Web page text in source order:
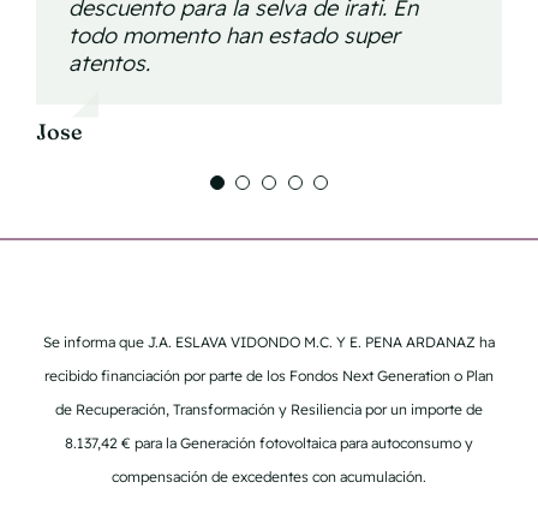
descuento para la selva de irati. En
todo momento han estado super
atentos.
Jose
Aleksandra
Alfonso
buen sitio para pernoctar si lo que
quieres es pasear por Irati.
Iñaki
desayuno también. Nos atendieron
genial y estuvieron atentos en todo
momento. No dudaremos en repetir.
ticket de descuento para la selva de
Se informa que J.A. ESLAVA VIDONDO M.C. Y E. PENA ARDANAZ ha
recibido financiación por parte de los Fondos Next Generation o Plan
de Recuperación, Transformación y Resiliencia por un importe de
8.137,42 € para la Generación fotovoltaica para autoconsumo y
compensación de excedentes con acumulación.